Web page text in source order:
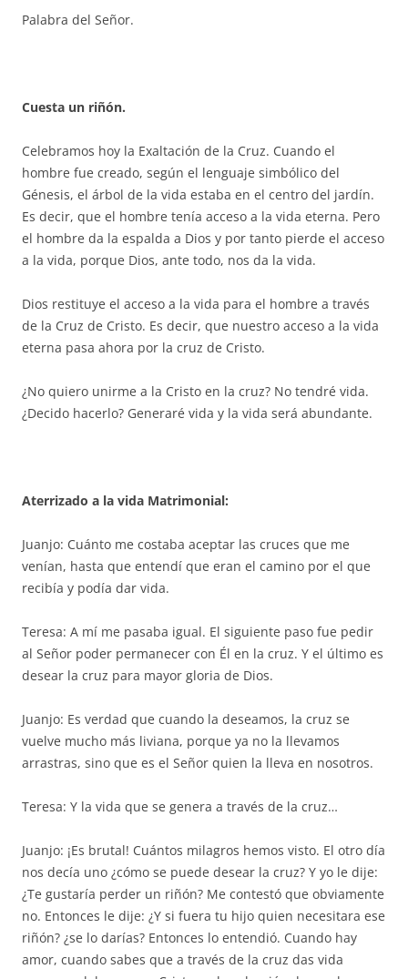
Palabra del Señor.
Cuesta un riñón.
Celebramos hoy la Exaltación de la Cruz. Cuando el
hombre fue creado, según el lenguaje simbólico del
Génesis, el árbol de la vida estaba en el centro del jardín.
Es decir, que el hombre tenía acceso a la vida eterna. Pero
el hombre da la espalda a Dios y por tanto pierde el acceso
a la vida, porque Dios, ante todo, nos da la vida.
Dios restituye el acceso a la vida para el hombre a través
de la Cruz de Cristo. Es decir, que nuestro acceso a la vida
eterna pasa ahora por la cruz de Cristo.
¿No quiero unirme a la Cristo en la cruz? No tendré vida.
¿Decido hacerlo? Generaré vida y la vida será abundante.
Aterrizado a la vida Matrimonial:
Juanjo: Cuánto me costaba aceptar las cruces que me
venían, hasta que entendí que eran el camino por el que
recibía y podía dar vida.
Teresa: A mí me pasaba igual. El siguiente paso fue pedir
al Señor poder permanecer con Él en la cruz. Y el último es
desear la cruz para mayor gloria de Dios.
Juanjo: Es verdad que cuando la deseamos, la cruz se
vuelve mucho más liviana, porque ya no la llevamos
arrastras, sino que es el Señor quien la lleva en nosotros.
Teresa: Y la vida que se genera a través de la cruz…
Juanjo: ¡Es brutal! Cuántos milagros hemos visto. El otro día
nos decía uno ¿cómo se puede desear la cruz? Y yo le dije:
¿Te gustaría perder un riñón? Me contestó que obviamente
no. Entonces le dije: ¿Y si fuera tu hijo quien necesitara ese
riñón? ¿se lo darías? Entonces lo entendió. Cuando hay
amor, cuando sabes que a través de la cruz das vida